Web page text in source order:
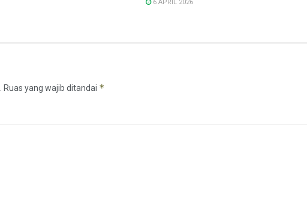
6 APRIL 2026
Ruas yang wajib ditandai *